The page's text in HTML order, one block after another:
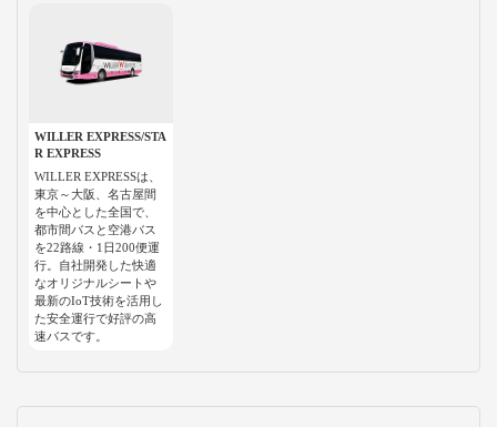
WILLER EXPRESS/STA
R EXPRESS
WILLER EXPRESSは、
東京～大阪、名古屋間
を中心とした全国で、
都市間バスと空港バス
を22路線・1日200便運
行。自社開発した快適
なオリジナルシートや
最新のIoT技術を活用し
た安全運行で好評の高
速バスです。